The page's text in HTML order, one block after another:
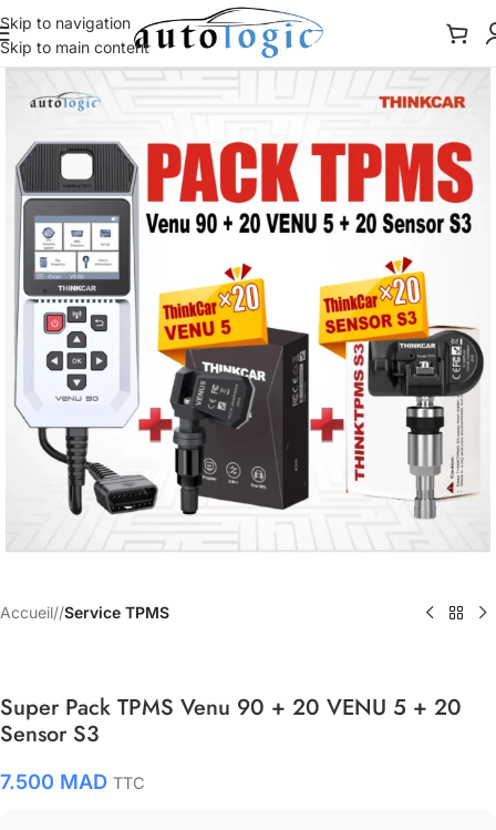
Skip to navigation
Skip to main content
Accueil/ Service TPMS
Super Pack TPMS Venu 90 + 20 VENU 5 + 20
Sensor S3
7.500 MAD TTC